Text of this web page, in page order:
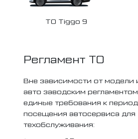
ТО Tiggo 9
Регламент ТО
Вне зависимости от
авто заводским
единые требования к
посещения автосервиса для
техобслуживания: